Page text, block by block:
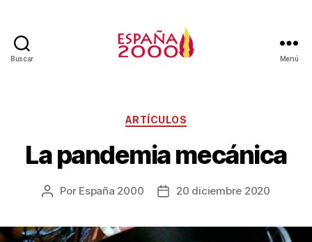
Buscar Menú
ARTÍCULOS
La pandemia mecánica
Por España 2000 20 diciembre 2020